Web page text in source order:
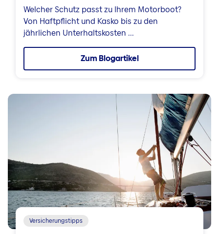
Welcher Schutz passt zu Ihrem Motorboot?
Von Haftpflicht und Kasko bis zu den
jährlichen Unterhaltskosten ...
Zum Blogartikel
Versicherungstipps